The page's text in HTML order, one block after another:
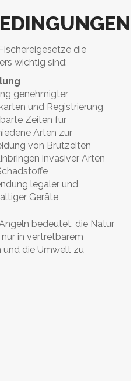
die
wichtig sind:
genehmigter
und Registrierung
Zeiten für
Arten zur
von Brutzeiten
invasiver Arten
legaler und
Geräte
bedeutet, die Natur
in vertretbarem
und die Umwelt zu